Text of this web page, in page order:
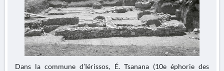
Dans la commune d’Iérissos, É. Tsanana (10e éphorie des